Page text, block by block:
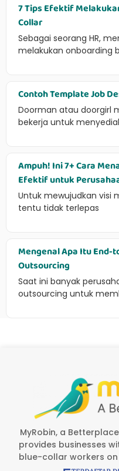
7 Tips Efektif
Collar
Sebagai seorang HR,
melakukan onboarding
Contoh Template Job
Doorman atau doorgirl
bekerja untuk
Ampuh! Ini 7+ Cara
Efektif untuk
Untuk mewujudkan visi
tentu tidak terlepas
Mengenal Apa Itu End-
Outsourcing
Saat ini banyak
outsourcing untuk
MyRobin, a
provides businesses
blue-collar workers